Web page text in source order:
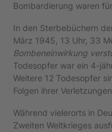
Bombardierung waren
In den Sterbebüchern
März 1945, 13 Uhr, 33
Bombeneinwirkung
Todesopfer war ein 4-
Weitere 12 Todesopfer
Folgen ihrer
Während vielerorts in
Zweiten Weltkrieges